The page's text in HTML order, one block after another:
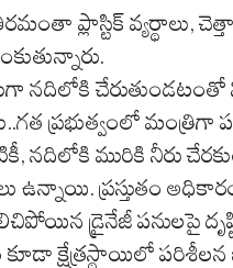
ప్లాస్టిక్ వ్యర్థాలు,
నదిలోకి
ప్రభుత్వంలో
నదిలోకి మురికి నీరు
ప్రస్తుతం
డ్రైనేజీ పనులపై
కూడా క్షేత్రస్థాయిలో